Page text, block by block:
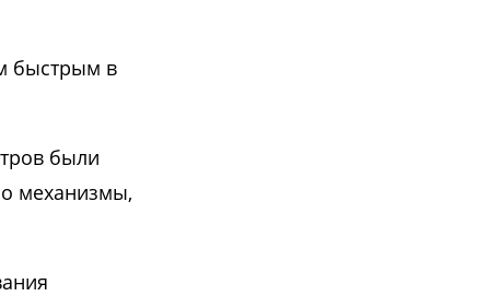
быстрым в
были
механизмы,